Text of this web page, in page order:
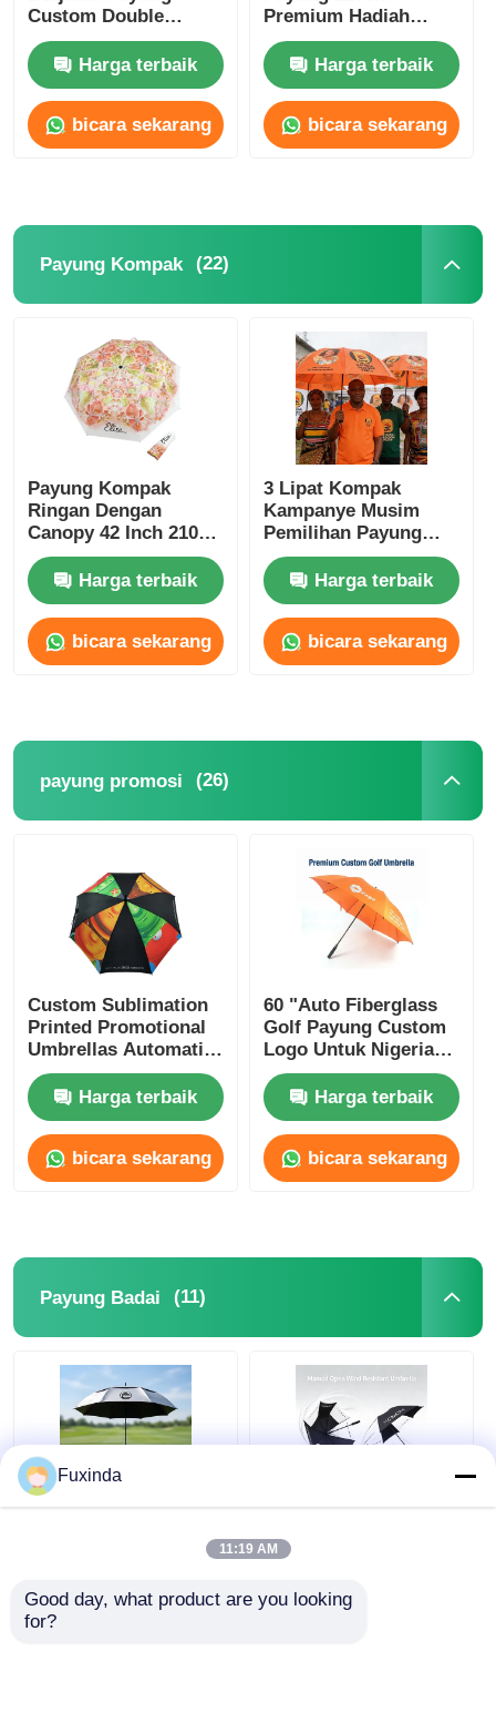
Payung Badai
Payung Buka Otomatis
Payung terbalik
Payung Genggam Kayu
Payung Anak
Payung Pantai
Payung Kreatif
Custom Double
Canopy Payung
Harga terbaik
bicara sekarang
Premium Hadiah
Edisi
Harga terbaik
bicara sekarang
Payung Kompak (22)
Payung Kompak
Ringan Dengan
Canopy 42 Inch 210T
Pongee Fabric
Harga terbaik
bicara sekarang
3 Lipat Kompak
Kampanye Musim
Pemilihan Payung
Full Steel Frame
Waterproof Polyester
Harga terbaik
bicara sekarang
payung promosi (26)
Custom Sublimation
Printed Promotional
Umbrellas Automatic
Opening Umbrellas
Harga terbaik
bicara sekarang
60 "Auto Fiberglass
Golf Payung Custom
Logo Untuk Nigeria
Bisnis Hadiah
Harga terbaik
bicara sekarang
Payung Badai (11)
Harga terbaik
angin 60 Inch besar
payung
Harga terbaik
Fuxinda
11:19 AM
Good day, what product are you looking
for?